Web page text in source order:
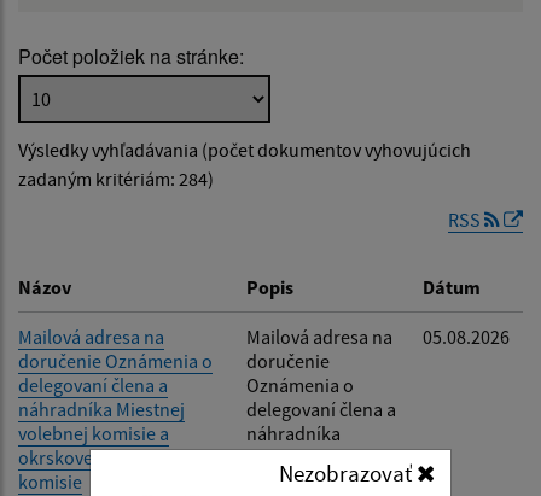
Nezobrazovať
Popis:
Dátum zverejnenia od:
Filtrovať
Počet položiek na stránke:
Výsledky vyhľadávania (počet dokumentov vyhovujúcich
zadaným kritériám: 284)
RSS
Názov Popis Dátum
Mailová adresa na
doručenie Oznámenia o
delegovaní člena a
náhradníka Miestnej
volebnej komisie a
okrskovej volebnej
komisie
Mailová adresa na
doručenie
Oznámenia o
delegovaní člena a
náhradníka
Miestnej volebnej
komisie a
05.08.2026